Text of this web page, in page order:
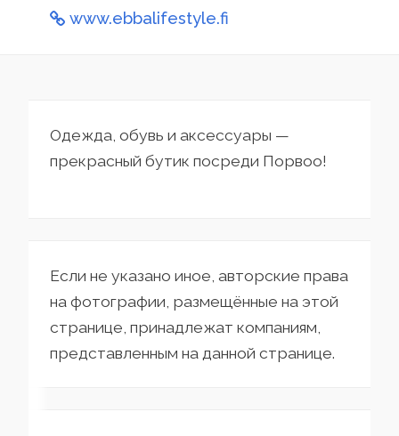
www.ebbalifestyle.fi
Одежда, обувь и аксессуары —
прекрасный бутик посреди Порвоо!
Если не указано иное, авторские права
на фотографии, размещённые на этой
странице, принадлежат компаниям,
представленным на данной странице.